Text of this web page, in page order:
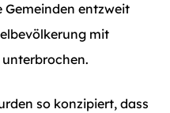
entzweit
mit
so konzipiert, dass